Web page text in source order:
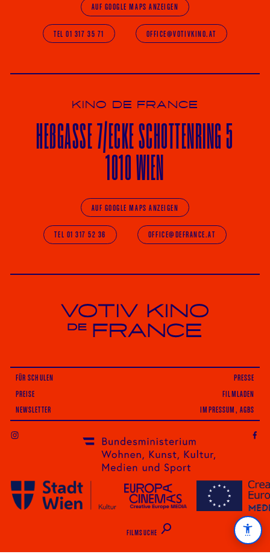
AUF GOOGLE MAPS ANZEIGEN
TEL 01 317 35 71 OFFICE@VOTIVKINO.AT
KINO DE FRANCE
HEßGASSE 7/ECKESCHOTTENRING 5
1010 WIEN
AUF GOOGLE MAPS ANZEIGEN
TEL 01 317 52 36 OFFICE@DEFRANCE.AT
Votiv Kino und Kino De France in Wien
FÜR SCHULEN
PRESSE
PREISE
FILMLADEN
NEWSLETTER IMPRESSUM, AGBS
FILMSUCHE